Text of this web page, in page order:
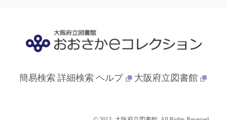
簡易検索 詳細検索 ヘルプ 大阪府立図書館